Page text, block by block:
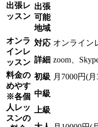
出張レ
ッスン
出張
可能
地域
オンラ
インレ
ッスン
対応 オンライン
詳細 zoom、
料金の
めやす
※各個
人レッ
スンの
初級 月7000円(
中級
上級